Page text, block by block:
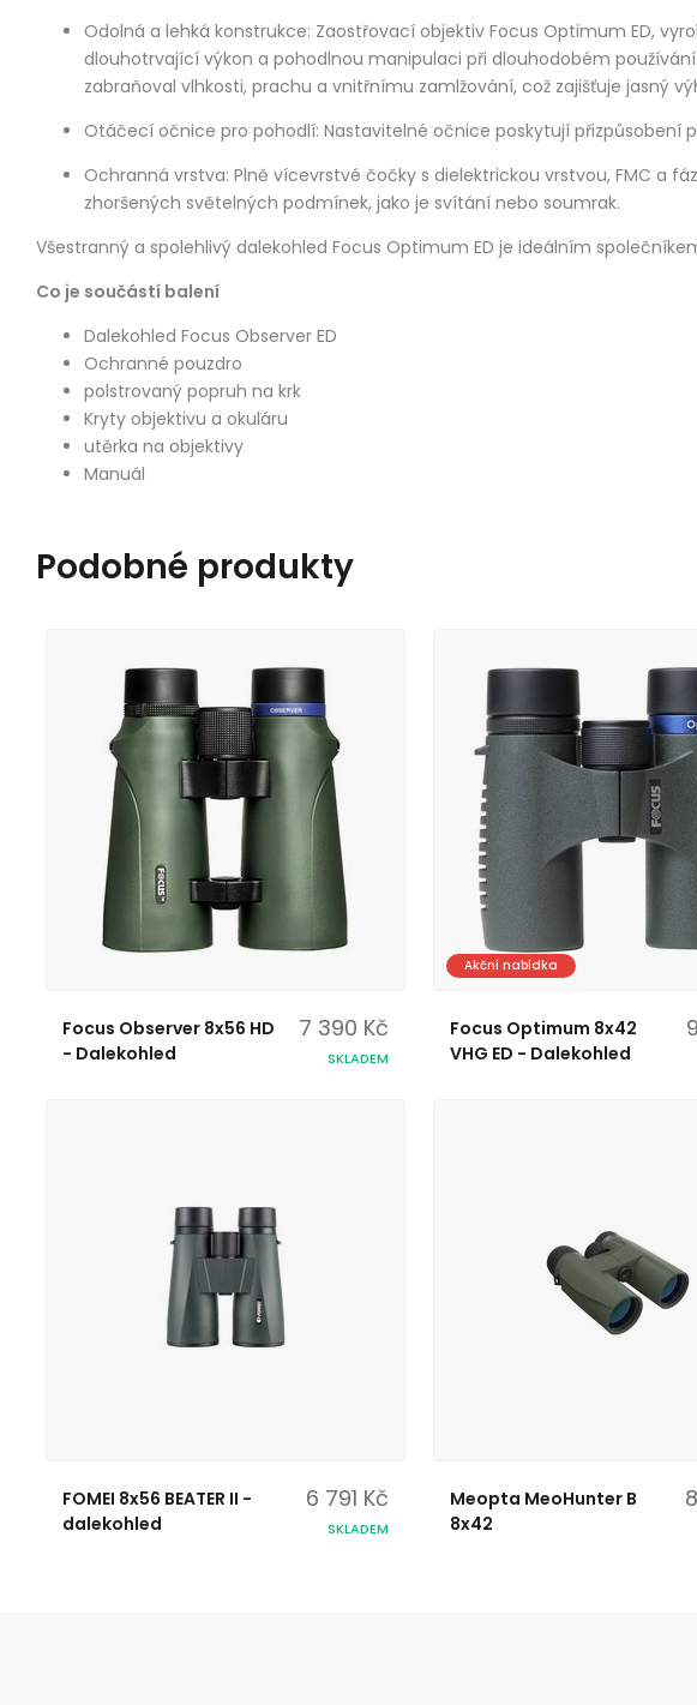
Odolná a lehká konstrukce: Zaostřovací objektiv Focus Optimum ED,
dlouhotrvající výkon a pohodlnou manipulaci při dlouhodobém
zabraňoval vlhkosti, prachu a vnitřnímu zamlžování, což zajišťuje jasný
Otáčecí očnice pro pohodlí: Nastavitelné očnice poskytují přizpůsobení
Ochranná vrstva: Plně vícevrstvé čočky s dielektrickou vrstvou, FMC a
zhoršených světelných podmínek, jako je svítání nebo soumrak.
Všestranný a spolehlivý dalekohled Focus Optimum ED je ideálním
Co je součástí balení
Dalekohled Focus Observer ED
Ochranné pouzdro
polstrovaný popruh na krk
Kryty objektivu a okuláru
utěrka na objektivy
Manuál
Podobné produkty
Focus Observer 8x56 HD
- Dalekohled
7 390 Kč
SKLADEM
Akční nabídka
Focus Optimum 8x42
VHG ED - Dalekohled
FOMEI 8x56 BEATER II -
dalekohled
6 791 Kč
SKLADEM
Meopta MeoHunter B
8x42